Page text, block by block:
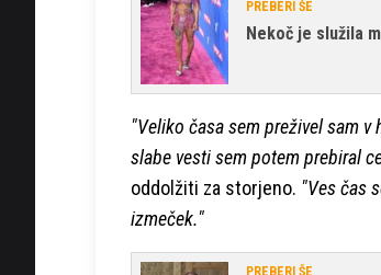
PREBERI ŠE
Nekoč je služila
"Veliko časa sem preživel sam
slabe vesti sem potem prebiral
oddolžiti za storjeno. "Ves čas
izmeček."
PREBERI ŠE